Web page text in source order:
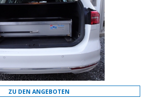
ZU DEN ANGEBOTEN